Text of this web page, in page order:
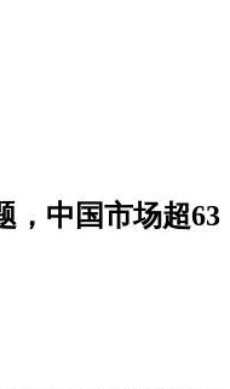
，中国市场超63